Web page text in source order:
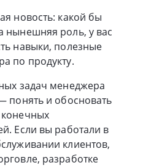
новость: какой бы
нынешняя роль, у вас
навыки, полезные
по продукту.
задач менеджера
понять и обосновать
Если вы работали в
клиентов,
разработке